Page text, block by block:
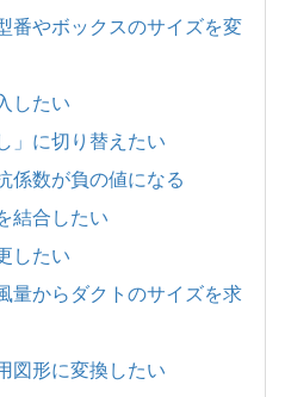
番やボックスのサイズを変
したい
」に切り替えたい
係数が負の値になる
結合したい
したい
量からダクトのサイズを求
図形に変換したい